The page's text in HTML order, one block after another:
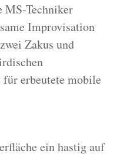
MS-Techniker
Improvisation
Zakus und
für erbeutete mobile
ein hastig auf